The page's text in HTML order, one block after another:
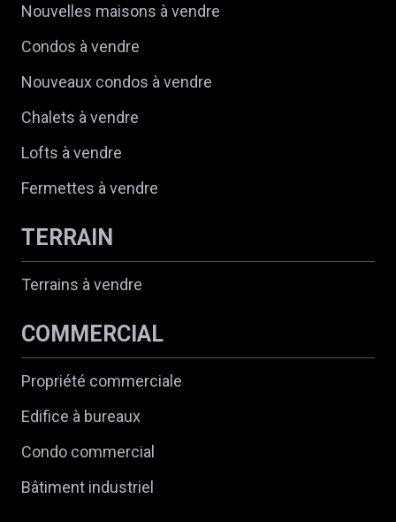
Nouvelles maisons à vendre
Condos à vendre
Nouveaux condos à vendre
Chalets à vendre
Lofts à vendre
Fermettes à vendre
TERRAIN
Terrains à vendre
COMMERCIAL
Propriété commerciale
Edifice à bureaux
Condo commercial
Bâtiment industriel